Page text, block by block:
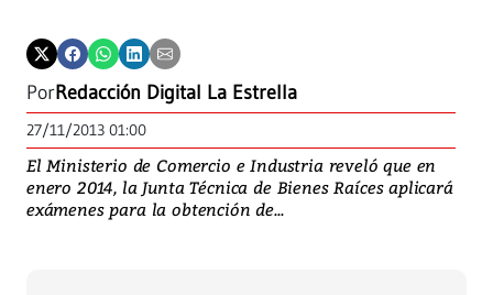
PorRedacción Digital La Estrella
27/11/2013 01:00
El Ministerio de Comercio e Industria reveló que en
enero 2014, la Junta Técnica de Bienes Raíces aplicará
exámenes para la obtención de...